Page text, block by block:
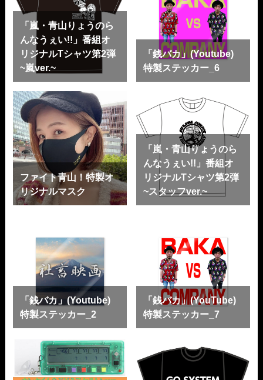
「嵐・青山りょうのら
んなうぇい!!」番組オ
リジナルTシャツ第2弾
~嵐ver.~
「銭バカ」(Youtube)
特製ステッカー_6
ファイト青山！特製オ
リジナルマスク
「嵐・青山りょうのら
んなうぇい!!」番組オ
リジナルTシャツ第2弾
~スタッフver.~
「銭バカ」(Youtube)
特製ステッカー_2
「銭バカ」(YouTube)
特製ステッカー_7